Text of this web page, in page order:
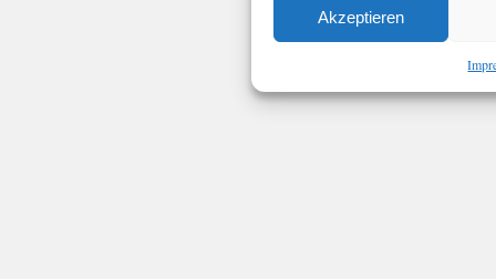
Akzeptieren